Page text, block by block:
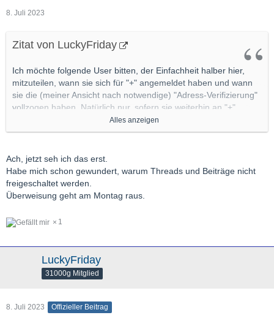
8. Juli 2023
Zitat von LuckyFriday
Ich möchte folgende User bitten, der Einfachheit halber hier,
mitzuteilen, wann sie sich für "+" angemeldet haben und wann
sie die (meiner Ansicht nach notwendige) "Adress-Verifizierung"
vollzogen haben. Natürlich nur, sofern sie weiterhin an "+"
Homm13
Nanostox-Trading
lavax
Danke,
Alles anzeigen
Ach, jetzt seh ich das erst.
Habe mich schon gewundert, warum Threads und Beiträge nicht
freigeschaltet werden.
Überweisung geht am Montag raus.
1
LuckyFriday
31000g Mitglied
8. Juli 2023 Offizieller Beitrag